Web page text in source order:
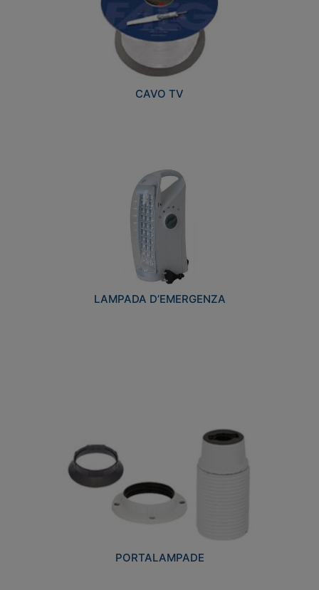
CAVO TV
LAMPADA D’EMERGENZA
PORTALAMPADE